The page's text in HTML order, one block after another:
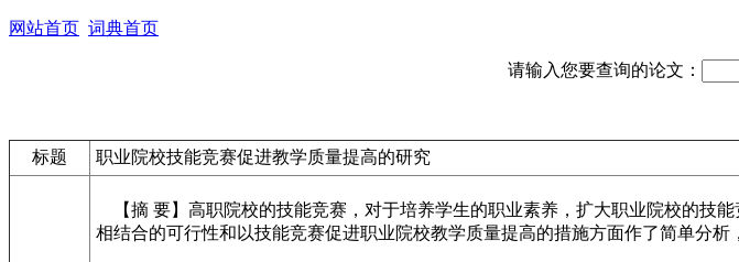
网站首页 词典首页
请输入您要查询的论文：
标题 职业院校技能竞赛促进教学质量提高的研究
【摘 要】高职院校的技能竞赛，对于培养学生的职业素养，扩大职业院校的技
相结合的可行性和以技能竞赛促进职业院校教学质量提高的措施方面作了简单分